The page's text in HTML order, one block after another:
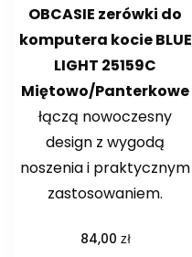
OBCASIE zerówki do
komputera kocie BLUE
LIGHT 25159C
Miętowo/Panterkowe
łączą nowoczesny
design z wygodą
noszenia i praktycznym
zastosowaniem.
84,00 zł